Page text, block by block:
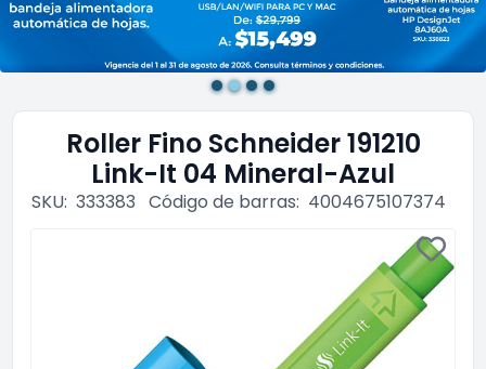
Roller Fino Schneider 191210
Link-It 04 Mineral-Azul
SKU: 333383 Código de barras: 4004675107374